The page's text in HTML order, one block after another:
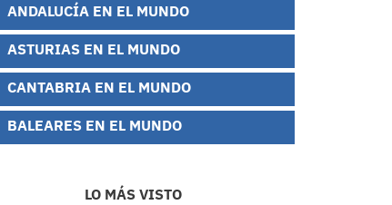
ANDALUCÍA EN EL MUNDO
ASTURIAS EN EL MUNDO
CANTABRIA EN EL MUNDO
BALEARES EN EL MUNDO
LO MÁS VISTO